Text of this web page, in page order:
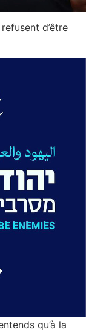
d’être
qu’à la